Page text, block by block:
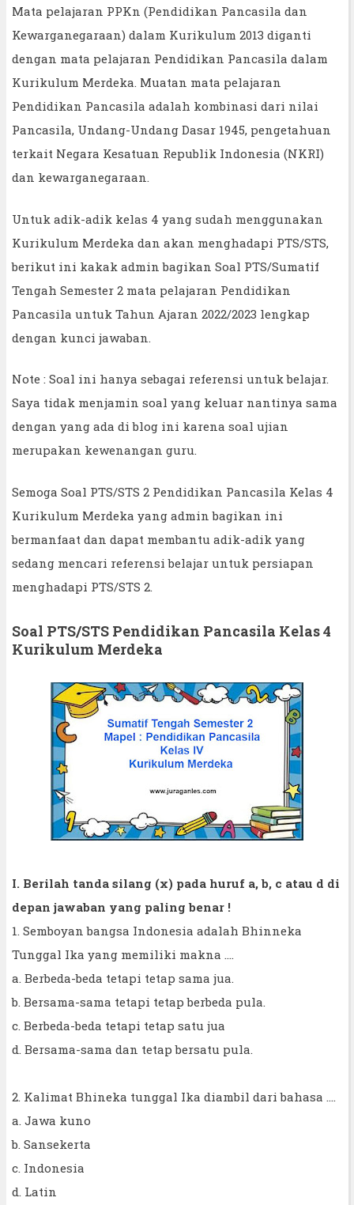
Mata pelajaran PPKn (Pendidikan Pancasila dan
Kewarganegaraan) dalam Kurikulum 2013 diganti
dengan mata pelajaran Pendidikan Pancasila dalam
Kurikulum Merdeka. Muatan mata pelajaran
Pendidikan Pancasila adalah kombinasi dari nilai
Pancasila, Undang-Undang Dasar 1945, pengetahuan
terkait Negara Kesatuan Republik Indonesia (NKRI)
dan kewarganegaraan.
Untuk adik-adik kelas 4 yang sudah menggunakan
Kurikulum Merdeka dan akan menghadapi PTS/STS,
berikut ini kakak admin bagikan Soal PTS/Sumatif
Tengah Semester 2 mata pelajaran Pendidikan
Pancasila untuk Tahun Ajaran 2022/2023 lengkap
dengan kunci jawaban.
Note : Soal ini hanya sebagai referensi untuk belajar.
Saya tidak menjamin soal yang keluar nantinya sama
dengan yang ada di blog ini karena soal ujian
merupakan kewenangan guru.
Semoga Soal PTS/STS 2 Pendidikan Pancasila Kelas 4
Kurikulum Merdeka yang admin bagikan ini
bermanfaat dan dapat membantu adik-adik yang
sedang mencari referensi belajar untuk persiapan
menghadapi PTS/STS 2.
Soal PTS/STS Pendidikan Pancasila Kelas 4
Kurikulum Merdeka
I. Berilah tanda silang (x) pada huruf a, b, c atau d di
depan jawaban yang paling benar !
1. Semboyan bangsa Indonesia adalah Bhinneka
Tunggal Ika yang memiliki makna ....
a. Berbeda-beda tetapi tetap sama jua.
b. Bersama-sama tetapi tetap berbeda pula.
c. Berbeda-beda tetapi tetap satu jua
d. Bersama-sama dan tetap bersatu pula.
2. Kalimat Bhineka tunggal Ika diambil dari bahasa ….
a. Jawa kuno
b. Sansekerta
c. Indonesia
d. Latin